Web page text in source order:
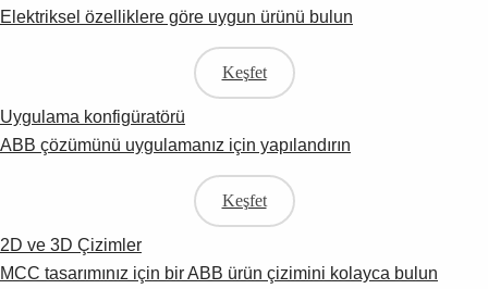
Elektriksel özelliklere göre uygun ürünü bulun
Keşfet
Uygulama konfigüratörü
ABB çözümünü uygulamanız için yapılandırın
Keşfet
2D ve 3D Çizimler
MCC tasarımınız için bir ABB ürün çizimini kolayca bulun